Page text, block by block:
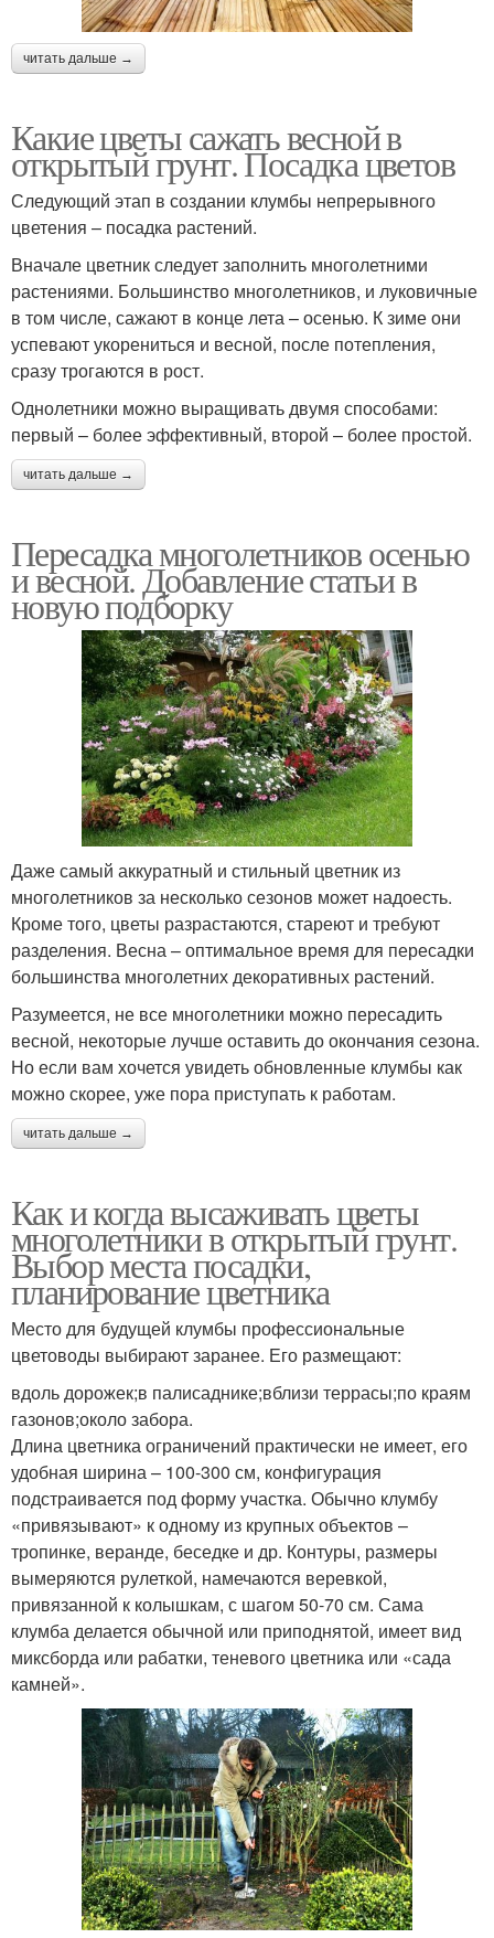
читать дальше →
Какие цветы сажать весной в
открытый грунт. Посадка цветов
Следующий этап в создании клумбы непрерывного
цветения – посадка растений.
Вначале цветник следует заполнить многолетними
растениями. Большинство многолетников, и луковичные
в том числе, сажают в конце лета – осенью. К зиме они
успевают укорениться и весной, после потепления,
сразу трогаются в рост.
Однолетники можно выращивать двумя способами:
первый – более эффективный, второй – более простой.
читать дальше →
Пересадка многолетников осенью
и весной. Добавление статьи в
новую подборку
Даже самый аккуратный и стильный цветник из
многолетников за несколько сезонов может надоесть.
Кроме того, цветы разрастаются, стареют и требуют
разделения. Весна – оптимальное время для пересадки
большинства многолетних декоративных растений.
Разумеется, не все многолетники можно пересадить
весной, некоторые лучше оставить до окончания сезона.
Но если вам хочется увидеть обновленные клумбы как
можно скорее, уже пора приступать к работам.
читать дальше →
Как и когда высаживать цветы
многолетники в открытый грунт.
Выбор места посадки,
планирование цветника
Место для будущей клумбы профессиональные
цветоводы выбирают заранее. Его размещают:
вдоль дорожек;в палисаднике;вблизи террасы;по краям
газонов;около забора.
Длина цветника ограничений практически не имеет, его
удобная ширина – 100-300 см, конфигурация
подстраивается под форму участка. Обычно клумбу
«привязывают» к одному из крупных объектов –
тропинке, веранде, беседке и др. Контуры, размеры
вымеряются рулеткой, намечаются веревкой,
привязанной к колышкам, с шагом 50-70 см. Сама
клумба делается обычной или приподнятой, имеет вид
миксборда или рабатки, теневого цветника или «сада
камней».